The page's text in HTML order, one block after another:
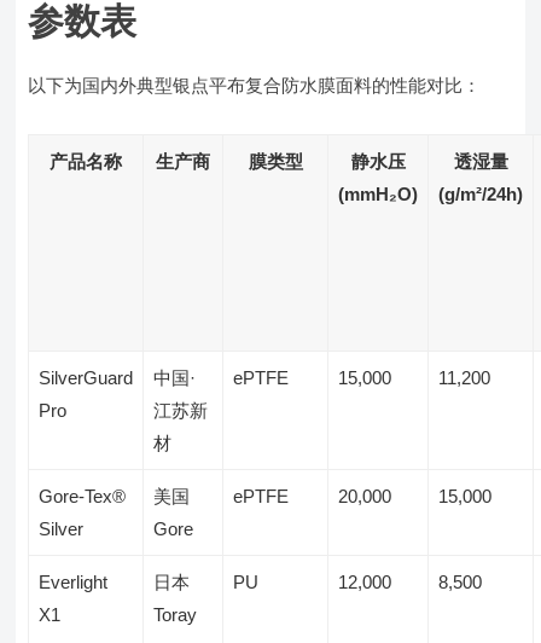
参数表
以下为国内外典型银点平布复合防水膜面料的性能对比：
产品名称 生产商 膜类型
静水压
(mmH₂O)
透湿量
(g/m²/24h)
SilverGuard
Pro
中国·
江苏新
材
ePTFE 15,000 11,200
Gore-Tex®
Silver
美国
Gore
ePTFE 20,000 15,000
Everlight
X1
日本
Toray
PU 12,000 8,500